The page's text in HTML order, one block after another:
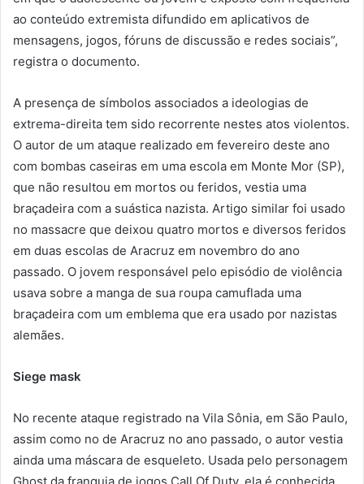
ao conteúdo extremista difundido em aplicativos de
mensagens, jogos, fóruns de discussão e redes sociais”,
registra o documento.
A presença de símbolos associados a ideologias de
extrema-direita tem sido recorrente nestes atos violentos.
O autor de um ataque realizado em fevereiro deste ano
com bombas caseiras em uma escola em Monte Mor (SP),
que não resultou em mortos ou feridos, vestia uma
braçadeira com a suástica nazista. Artigo similar foi usado
no massacre que deixou quatro mortos e diversos feridos
em duas escolas de Aracruz em novembro do ano
passado. O jovem responsável pelo episódio de violência
usava sobre a manga de sua roupa camuflada uma
braçadeira com um emblema que era usado por nazistas
alemães.
Siege mask
No recente ataque registrado na Vila Sônia, em São Paulo,
assim como no de Aracruz no ano passado, o autor vestia
ainda uma máscara de esqueleto. Usada pelo personagem